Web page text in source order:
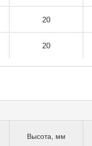
20
20
Высота, мм